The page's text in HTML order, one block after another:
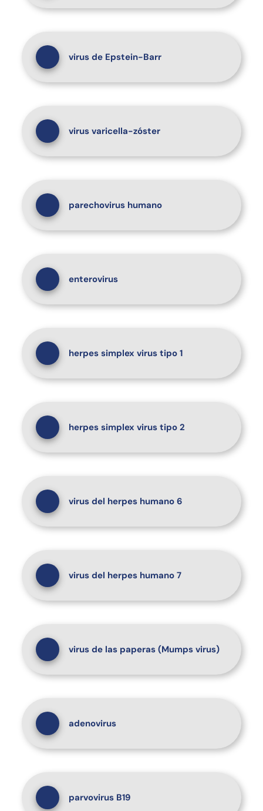
virus de Epstein-Barr
virus varicella-zóster
parechovirus humano
enterovirus
herpes simplex virus tipo 1
herpes simplex virus tipo 2
virus del herpes humano 6
virus del herpes humano 7
virus de las paperas (Mumps virus)
adenovirus
parvovirus B19